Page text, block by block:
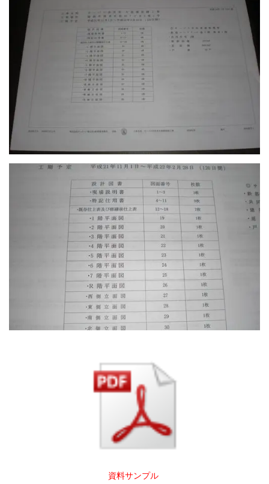
資料サンプル